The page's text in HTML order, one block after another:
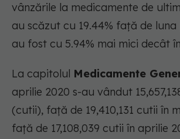
vânzările la medicamente de
au scăzut cu 19.44% față de
au fost cu 5.94% mai mici decât
La capitolul Medicamente
aprilie 2020 s-au vândut
(cutii), față de 19,410,131 cutii în
față de 17,108,039 cutii în aprilie